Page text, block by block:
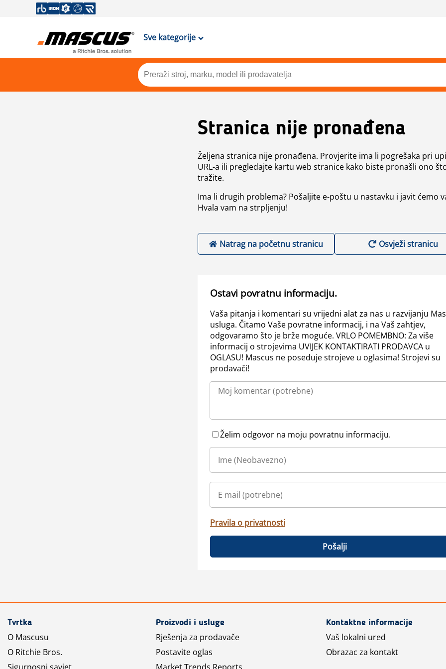
Sve kategorije
Stranica nije pronađena
Željena stranica nije pronađena. Provjerite ima li pogrešaka pri
URL-a ili pregledajte kartu web stranice kako biste pronašli ono
tražite.
Ima li drugih problema? Pošaljite e-poštu u nastavku i javit ćemo
Hvala vam na strpljenju!
Natrag na početnu stranicu Osvježi stranicu
Ostavi povratnu informaciju.
Vaša pitanja i komentari su vrijedni alat za nas u razvijanju
usluga. Čitamo Vaše povratne informacij, i na Vaš zahtjev,
odgovaramo što je brže moguće. VRLO POMEMBNO: Za više
informacij o strojevima UVIJEK KONTAKTIRATI PRODAVCA u
OGLASU! Mascus ne poseduje strojeve u oglasima! Strojevi su
prodavači!
Želim odgovor na moju povratnu informaciju.
Pravila o privatnosti
Pošalji
Tvrtka
O Mascusu
O Ritchie Bros.
Proizvodi i usluge
Rješenja za prodavače
Postavite oglas
Kontaktne informacije
Vaš lokalni ured
Obrazac za kontakt